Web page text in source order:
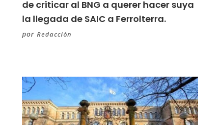
de criticar al BNG a querer hacer suya
la llegada de SAIC a Ferrolterra.
por Redacción